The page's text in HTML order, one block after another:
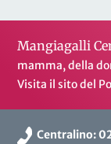
Mangiagalli
mamma, della
Visita il sito del
Centralino: